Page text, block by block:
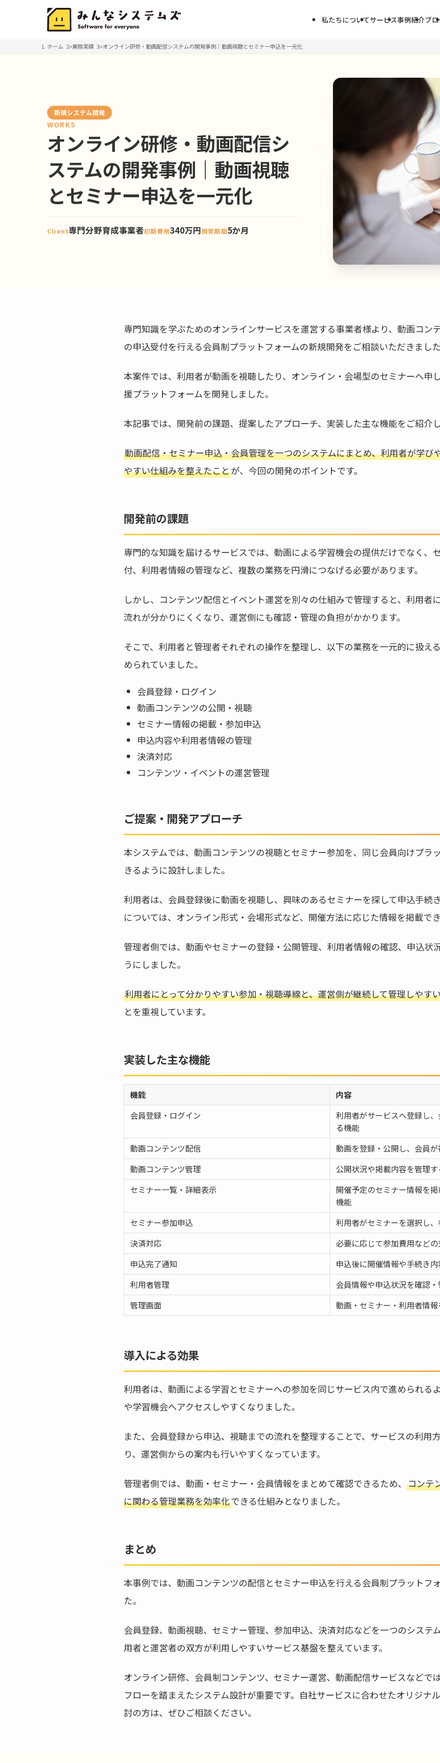
私たちについてサービス事例紹介ブ
ホーム 業務実績 オンライン研修・動画配信システムの開発事例｜動画視聴とセミナー申込を一元化
新規システム開発
WORKS
オンライン研修・動画配信シ
ステムの開発事例｜動画視聴
とセミナー申込を一元化
Client専門分野育成事業者初期費用340万円開発期間5か月
専門知識を学ぶためのオンラインサービスを運営する事業者様より、動画コン
の申込受付を行える会員制プラットフォームの新規開発をご相談いただきました
本案件では、利用者が動画を視聴したり、オンライン・会場型のセミナーへ申
援プラットフォームを開発しました。
本記事では、開発前の課題、提案したアプローチ、実装した主な機能をご紹介し
動画配信・セミナー申込・会員管理を一つのシステムにまとめ、利用者が学び
やすい仕組みを整えたことが、今回の開発のポイントです。
開発前の課題
専門的な知識を届けるサービスでは、動画による学習機会の提供だけでなく、
付、利用者情報の管理など、複数の業務を円滑につなげる必要があります。
しかし、コンテンツ配信とイベント運営を別々の仕組みで管理すると、利用者
流れが分かりにくくなり、運営側にも確認・管理の負担がかかります。
そこで、利用者と管理者それぞれの操作を整理し、以下の業務を一元的に扱え
められていました。
会員登録・ログイン
動画コンテンツの公開・視聴
セミナー情報の掲載・参加申込
申込内容や利用者情報の管理
決済対応
コンテンツ・イベントの運営管理
ご提案・開発アプローチ
本システムでは、動画コンテンツの視聴とセミナー参加を、同じ会員向けプラ
きるように設計しました。
利用者は、会員登録後に動画を視聴し、興味のあるセミナーを探して申込手続
については、オンライン形式・会場形式など、開催方法に応じた情報を掲載で
管理者側では、動画やセミナーの登録・公開管理、利用者情報の確認、申込状
うにしました。
利用者にとって分かりやすい参加・視聴導線と、運営側が継続して管理しやす
とを重視しています。
実装した主な機能
機能
内容
会員登録・ログイン
利用者がサービスへ登録し
る機能
動画コンテンツ配信
動画を登録・公開し、会員
動画コンテンツ管理
公開状況や掲載内容を管理
セミナー一覧・詳細表示
開催予定のセミナー情報を
機能
セミナー参加申込
利用者がセミナーを選択し
決済対応
必要に応じて参加費用など
申込完了通知
申込後に開催情報や手続き
利用者管理
会員情報や申込状況を確認
管理画面
動画・セミナー・利用者情
導入による効果
利用者は、動画による学習とセミナーへの参加を同じサービス内で進められる
や学習機会へアクセスしやすくなりました。
また、会員登録から申込、視聴までの流れを整理することで、サービスの利用
り、運営側からの案内も行いやすくなっています。
管理者側では、動画・セミナー・会員情報をまとめて確認できるため、 コンテ
に関わる管理業務を効率化できる仕組みとなりました。
まとめ
本事例では、動画コンテンツの配信とセミナー申込を行える会員制プラットフ
た。
会員登録、動画視聴、セミナー管理、参加申込、決済対応などを一つのシステ
用者と運営者の双方が利用しやすいサービス基盤を整えています。
オンライン研修、会員制コンテンツ、セミナー運営、動画配信サービスなどで
フローを踏まえたシステム設計が重要です。自社サービスに合わせたオリジナ
討の方は、ぜひご相談ください。